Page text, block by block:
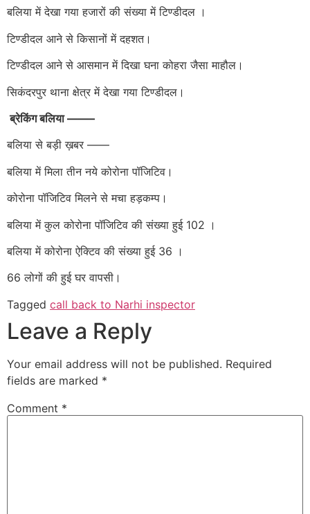
बलिया में देखा गया हजारों की संख्या में टिण्डीदल ।
टिण्डीदल आने से किसानों में दहशत।
टिण्डीदल आने से आसमान में दिखा घना कोहरा जैसा माहौल।
सिकंदरपुर थाना क्षेत्र में देखा गया टिण्डीदल।
ब्रेकिंग बलिया ——–
बलिया से बड़ी ख़बर ——
बलिया में मिला तीन नये कोरोना पॉजिटिव।
कोरोना पॉजिटिव मिलने से मचा हड़कम्प।
बलिया में कुल कोरोना पॉजिटिव की संख्या हुई 102 ।
बलिया में कोरोना ऐक्टिव की संख्या हुई 36 ।
66 लोगों की हुई घर वापसी।
Tagged call back to Narhi inspector
Leave a Reply
Your email address will not be published. Required
fields are marked *
Comment *